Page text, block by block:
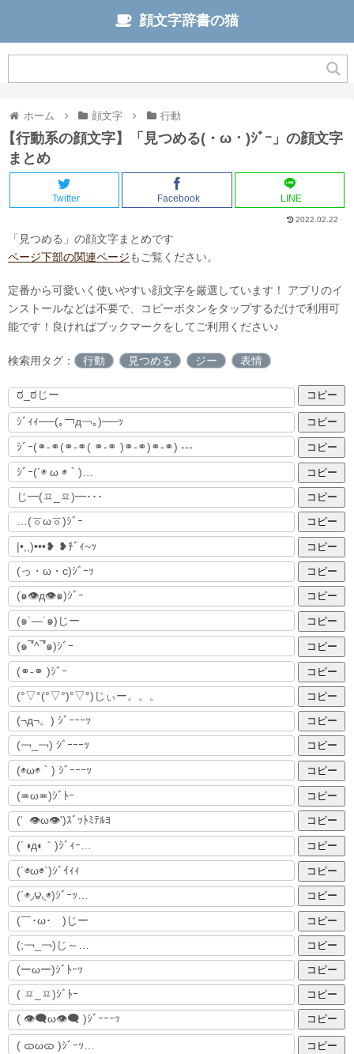
顔文字辞書の猫
ホーム 顔文字 行動
【行動系の顔文字】「見つめる(・ω・)ｼﾞｰ」の顔文字
まとめ
Twitter Facebook LINE
2022.02.22
「見つめる」の顔文字まとめです
ページ下部の関連ページもご覧ください。
定番から可愛いく使いやすい顔文字を厳選しています！ アプリのイ
ンストールなどは不要で、コピーボタンをタップするだけで利用可
能です！ 良ければブックマークをしてご利用ください♪
検索用タグ： 行動 見つめる ジー 表情
コピー
コピー
コピー
コピー
コピー
コピー
コピー
コピー
コピー
コピー
コピー
コピー
コピー
コピー
コピー
コピー
コピー
コピー
コピー
コピー
コピー
コピー
コピー
コピー
コピー
コピー
コピー